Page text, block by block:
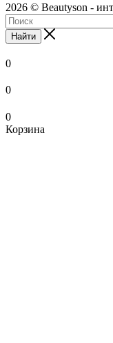
2026 © Beautyson -
Найти
0
0
0
Корзина